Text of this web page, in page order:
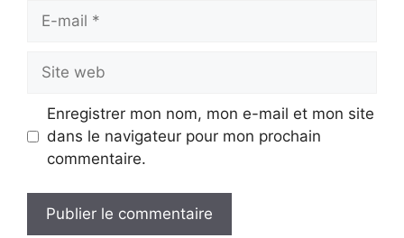
mail
web
Enregistrer mon nom, mon e-mail et mon site
dans le navigateur pour mon prochain
commentaire.